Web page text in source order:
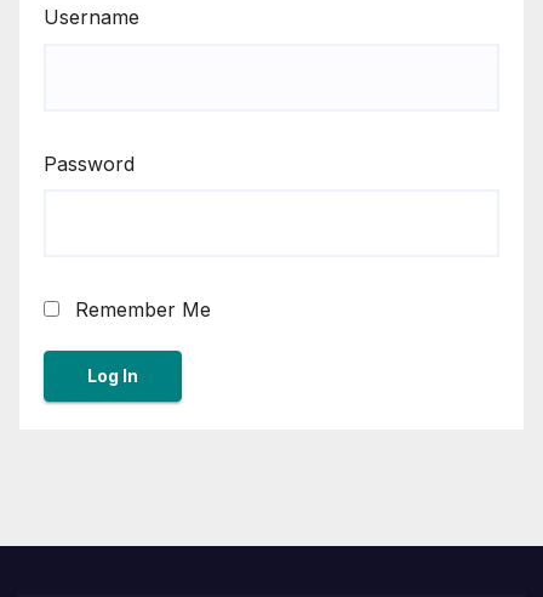
Username
Password
Remember Me